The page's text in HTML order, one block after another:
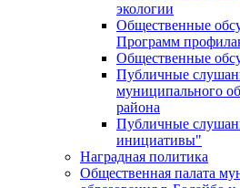
экологии
Общественные
Программ
Общественные
Публичные
муниципального
района
Публичные
инициативы"
Наградная политика
Общественная палата